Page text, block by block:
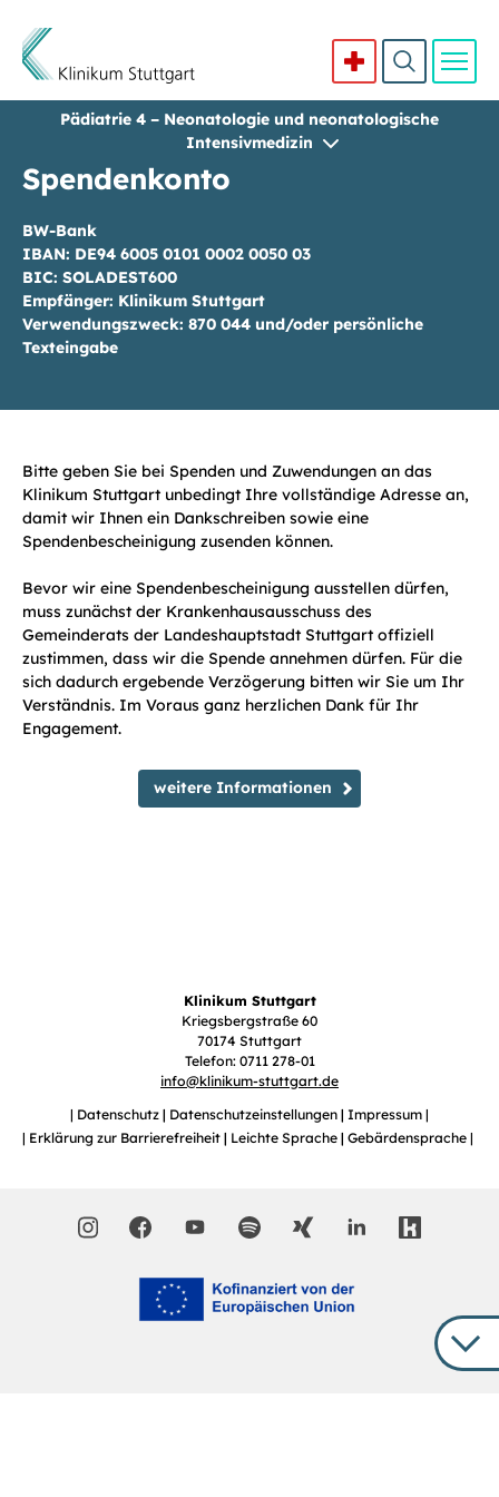
Direkt zum Inhalt
Pädiatrie 4 – Neonatologie und neonatologische
Intensivmedizin
Spendenkonto
BW-Bank
IBAN: DE94 6005 0101 0002 0050 03
BIC: SOLADEST600
Empfänger: Klinikum Stuttgart
Verwendungszweck: 870 044 und/oder persönliche
Texteingabe
Bitte geben Sie bei Spenden und Zuwendungen an das
Klinikum Stuttgart unbedingt Ihre vollständige Adresse an,
damit wir Ihnen ein Dankschreiben sowie eine
Spendenbescheinigung zusenden können.
Bevor wir eine Spendenbescheinigung ausstellen dürfen,
muss zunächst der Krankenhausausschuss des
Gemeinderats der Landeshauptstadt Stuttgart offiziell
zustimmen, dass wir die Spende annehmen dürfen. Für die
sich dadurch ergebende Verzögerung bitten wir Sie um Ihr
Verständnis. Im Voraus ganz herzlichen Dank für Ihr
Engagement.
weitere Informationen
Klinikum Stuttgart
Kriegsbergstraße 60
70174 Stuttgart
Telefon: 0711 278-01
info@klinikum-stuttgart.de
Datenschutz
Datenschutzeinstellungen
Impressum
Erklärung zur Barrierefreiheit
Leichte Sprache Gebärdensprache